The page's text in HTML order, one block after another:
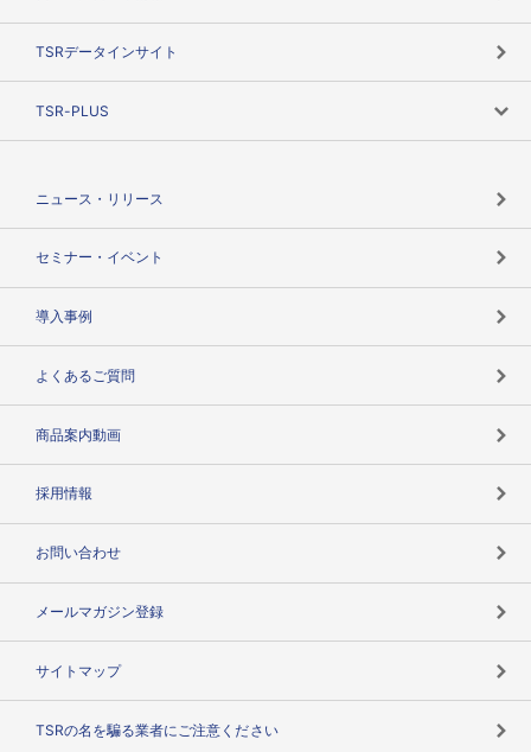
TSRデータインサイト
TSR-PLUS
ニュース・リリース
セミナー・イベント
導入事例
よくあるご質問
商品案内動画
採用情報
お問い合わせ
メールマガジン登録
サイトマップ
TSRの名を騙る業者にご注意ください